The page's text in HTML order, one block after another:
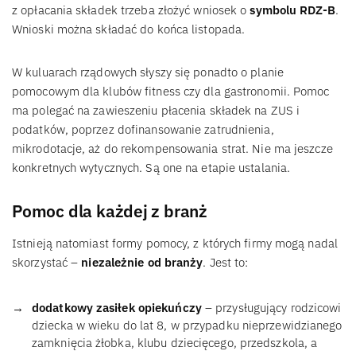
z opłacania składek trzeba złożyć wniosek o symbolu RDZ-B.
Wnioski można składać do końca listopada.
W kuluarach rządowych słyszy się ponadto o planie
pomocowym dla klubów fitness czy dla gastronomii. Pomoc
ma polegać na zawieszeniu płacenia składek na ZUS i
podatków, poprzez dofinansowanie zatrudnienia,
mikrodotacje, aż do rekompensowania strat. Nie ma jeszcze
konkretnych wytycznych. Są one na etapie ustalania.
Pomoc dla każdej z branż
Istnieją natomiast formy pomocy, z których firmy mogą nadal
skorzystać – niezależnie od branży. Jest to:
dodatkowy zasiłek opiekuńczy – przysługujący rodzicowi
dziecka w wieku do lat 8, w przypadku nieprzewidzianego
zamknięcia żłobka, klubu dziecięcego, przedszkola, a